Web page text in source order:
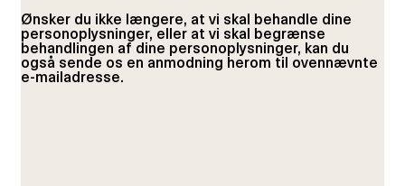
Ønsker du ikke længere, at vi skal behandle dine
personoplysninger, eller at vi skal begrænse
behandlingen af dine personoplysninger, kan du
også sende os en anmodning herom til ovennævnte
e-mailadresse.